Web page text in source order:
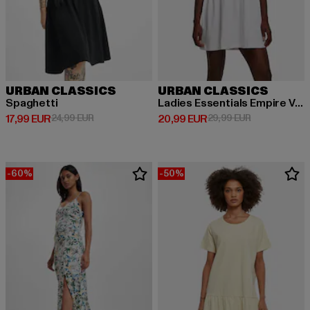
URBAN CLASSICS
Spaghetti
17,99 EUR
Derzeitiger Preis: 17,99 EUR
24,99 EURAktionspreis: 24,99 EUR
URBAN CLASSICS
Ladies Essentials Empire Valance
20,99 EUR
Derzeitiger Preis: 20,99 EUR
29,99 EURAktionspreis:
-60% -50%